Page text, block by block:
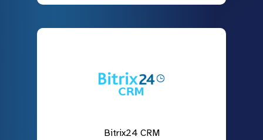
Bitrix24 CRM